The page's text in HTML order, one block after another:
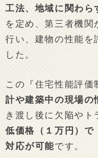
工法、地域に関わら
を定め、第三者機関
行い、建物の性能を
した。
この『住宅性能評価
計や建築中の現場の
き渡し後に欠陥や
低価格（１万円）で
対応が可能です。